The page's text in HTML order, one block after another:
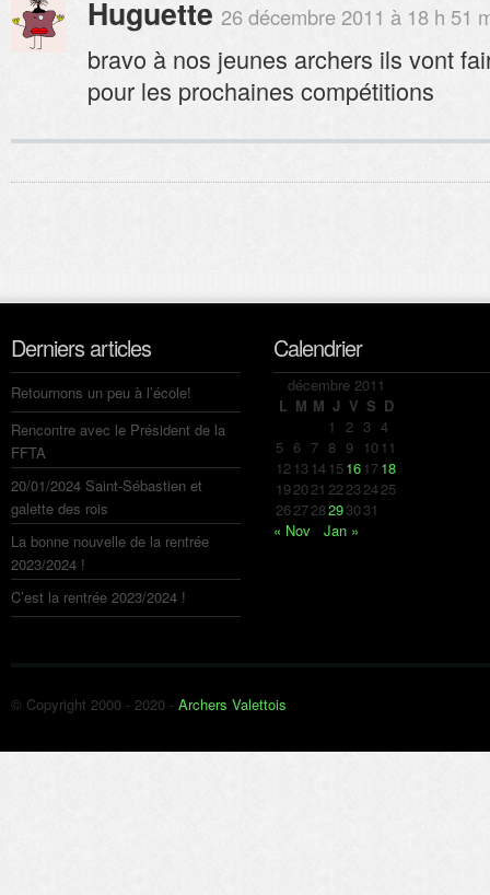
Huguette 26 décembre 2011 à 18 h 51
bravo à nos jeunes archers ils vont
pour les prochaines compétitions
Derniers articles
Retournons un peu à l’école!
Rencontre avec le Président de la
FFTA
20/01/2024 Saint-Sébastien et
galette des rois
La bonne nouvelle de la rentrée
2023/2024 !
C’est la rentrée 2023/2024 !
Calendrier
décembre 2011
L M M J V S D
1 2 3 4
5 6 7 8 9 10 11
12 13 14 1516 1718
192021 22232425
262728293031
« Nov
Jan »
© Copyright 2000 - 2020 - Archers Valettois